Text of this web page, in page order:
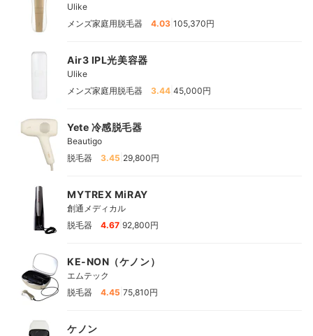
Ulike
メンズ家庭用脱毛器
4.03 105,370円
Air3 IPL光美容器
Ulike
メンズ家庭用脱毛器
3.44 45,000円
Yete 冷感脱毛器
Beautigo
脱毛器
3.45 29,800円
MYTREX MiRAY
創通メディカル
脱毛器
4.67 92,800円
KE-NON（ケノン）
エムテック
脱毛器
4.45 75,810円
ケノン